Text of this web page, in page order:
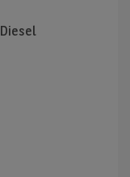
Diesel